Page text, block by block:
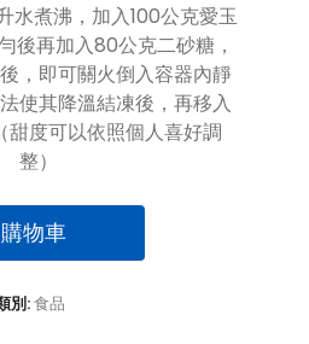
水煮沸，加入100公克愛玉
後再加入80公克二砂糖，
，即可關火倒入容器內靜
使其降溫結凍後，再移入
甜度可以依照個人喜好調
整）
物車
別:食品